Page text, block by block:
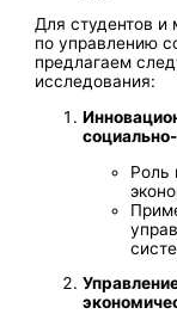
Для студентов и
по управлению
предлагаем
исследования:
Роль